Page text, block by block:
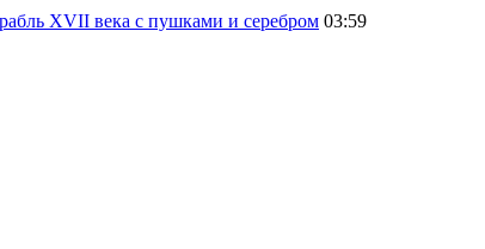
XVII века с пушками и серебром 03:59